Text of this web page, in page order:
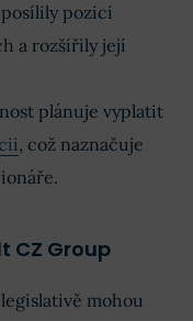
pozici
a rozšířily její
plánuje vyplatit
, což naznačuje
CZ Group
mohou